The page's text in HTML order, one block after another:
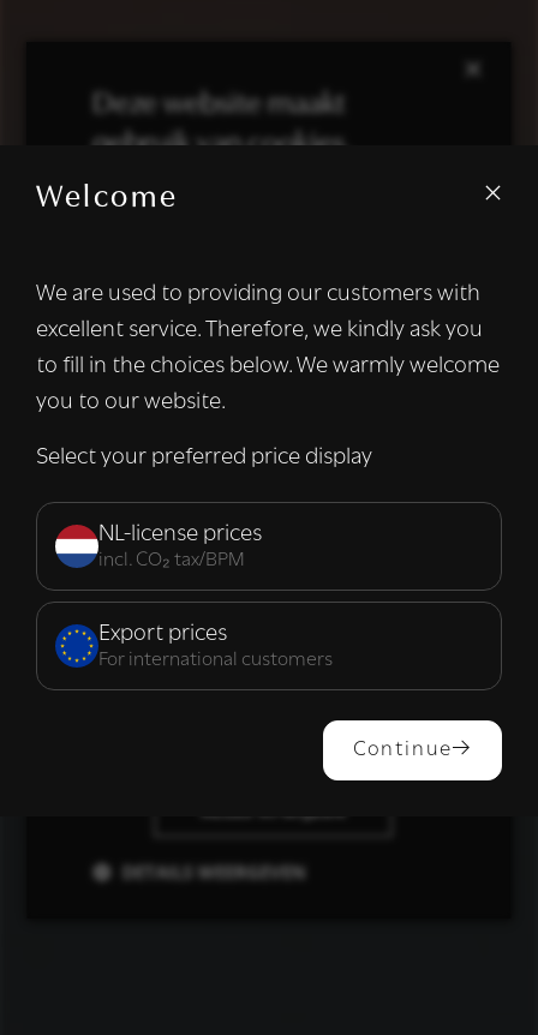
Welcome
We are used to providing our customers with
excellent service. Therefore, we kindly ask you
to fill in the choices below. We warmly welcome
you to our website.
Select your preferred price display
NL-license prices
incl. CO₂ tax/BPM
Export prices
For international customers
Continue
×
Deze website maakt
gebruik van cookies.
We gebruiken cookies om inhoud en
informatie over uw gebruik van onze site
met onze advertentie- en analysepartners,
die deze kunnen combineren met andere
informatie die u aan hen heeft verstrekt of
van hun diensten. Lees verder
Strikt
noodzakelijk
Prestatie Targeting
ALLES ACCEPTEREN
DETAILS WEERGEVEN